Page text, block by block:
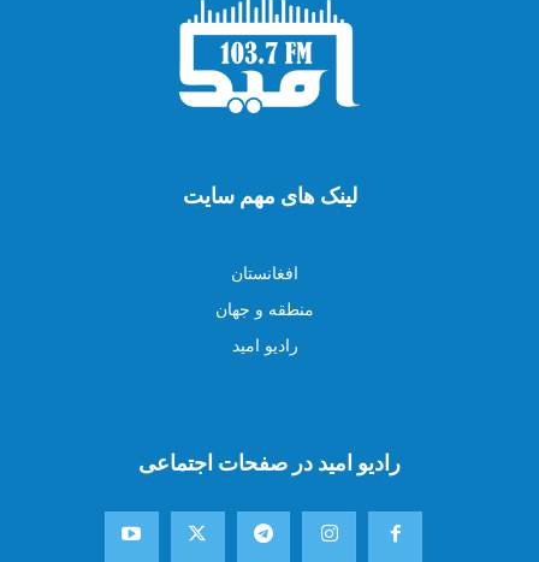
لینک های مهم سایت
افغانستان
منطقه و جهان
رادیو امید
رادیو امید در صفحات اجتماعی